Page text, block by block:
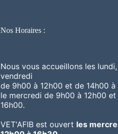
Nos Horaires :
Nous vous accueillons les
vendredi
de 9h00 à 12h00 et de 14h00 à
le mercredi de 9h00 à 12h00 et
16h00.
VET'AFIB est ouvert les